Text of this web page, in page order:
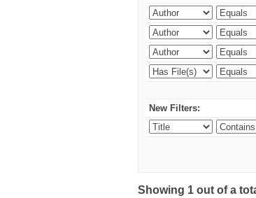
New Filters:
Showing 1 out of a